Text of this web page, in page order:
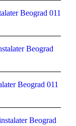
Beograd 011
Beograd
Beograd 011
Beograd